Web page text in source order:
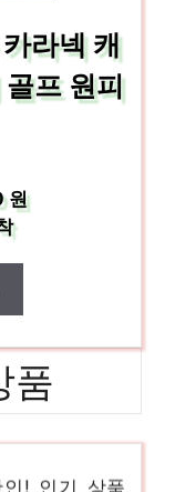
라넥 캐
프 원피
원
품
! 인기 상품